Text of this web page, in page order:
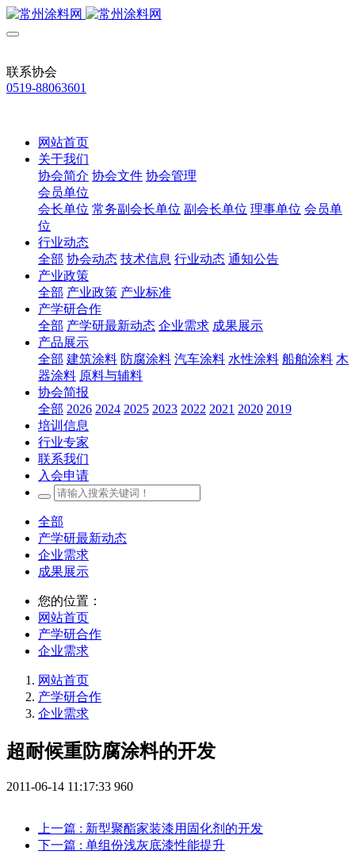
联系协会
0519-88063601
网站首页
关于我们
协会简介 协会文件 协会管理
会员单位
会长单位 常务副会长单位 副会长单位 理事单位 会员单
位
行业动态
全部 协会动态 技术信息 行业动态 通知公告
产业政策
全部 产业政策 产业标准
产学研合作
全部 产学研最新动态 企业需求 成果展示
产品展示
全部 建筑涂料 防腐涂料 汽车涂料 水性涂料 船舶涂料 木
器涂料 原料与辅料
协会简报
全部 2026 2024 2025 2023 2022 2021 2020 2019
培训信息
行业专家
联系我们
入会申请
全部
产学研最新动态
企业需求
成果展示
您的位置：
网站首页
产学研合作
企业需求
网站首页
产学研合作
企业需求
超耐候重防腐涂料的开发
2011-06-14 11:17:33 960
上一篇 : 新型聚酯家装漆用固化剂的开发
下一篇 : 单组份浅灰底漆性能提升